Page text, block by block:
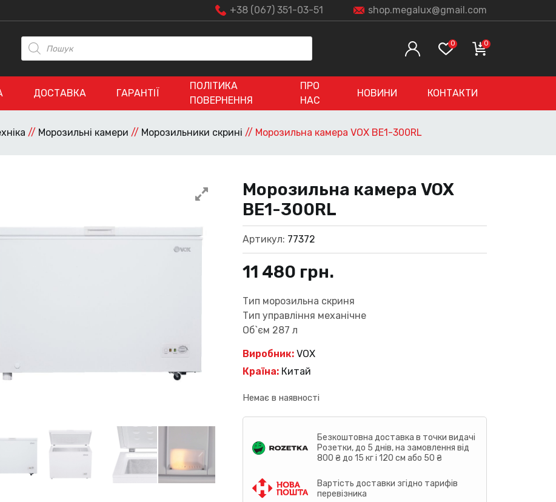
+38 (067) 351-03-51 shop.megalux@gmail.com
Пошук
товарів
0 0
ДОСТАВКА ГАРАНТІЇ
ПОЛІТИКА
ПОВЕРНЕННЯ
ПРО
НАС
НОВИНИ КОНТАКТИ
// Морозильні камери // Морозильники скрині // Морозильна камера VOX BE1-300RL
Морозильна камера VOX
BE1-300RL
Артикул: 77372
11 480 грн.
Тип морозильна скриня
Тип управління механічне
Об`єм 287 л
Виробник:VOX
Країна:Китай
Немає в наявності
Безкоштовна доставка в точки видачі
Розетки, до 5 днів, на замовлення від
800 ₴ до 15 кг і 120 см або 50 ₴
Вартість доставки згідно тарифів
перевізника